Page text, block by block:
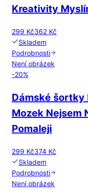
Kreativity
299 Kč362 Kč
Skladem
Podrobnosti
Není obrázek
-20%
Dámské šortky
Mozek Nejsem
Pomaleji
299 Kč374 Kč
Skladem
Podrobnosti
Není obrázek